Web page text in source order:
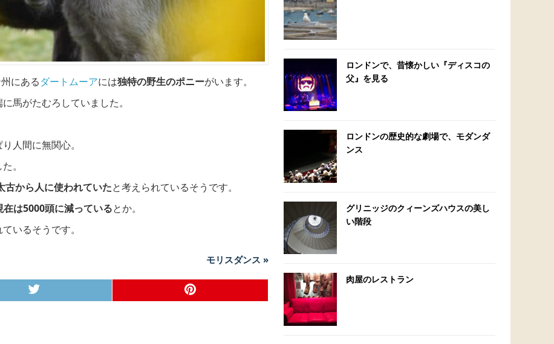
にあるダートムーアには独特の野生のポニーがいます。
馬がたむろしていました。
人間に無関心。
。
古から人に使われていたと考えられているそうです。
在は5000頭に減っているとか。
いるそうです。
モリスダンス »
ロンドンで、昔懐かしい『ディスコの
父』を見る
ロンドンの歴史的な劇場で、モダンダ
ンス
グリニッジのクィーンズハウスの美し
い階段
肉屋のレストラン